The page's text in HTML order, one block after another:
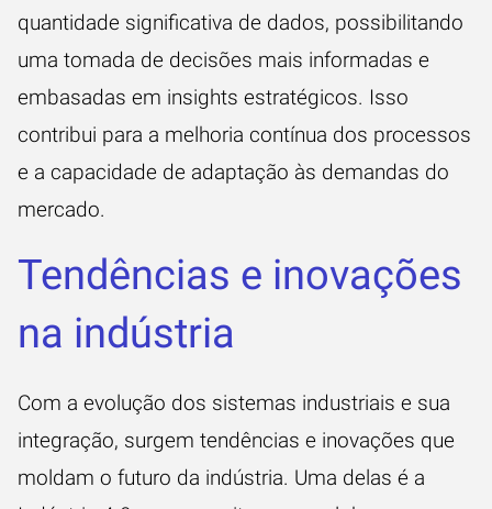
quantidade significativa de dados, possibilitando
uma tomada de decisões mais informadas e
embasadas em insights estratégicos. Isso
contribui para a melhoria contínua dos processos
e a capacidade de adaptação às demandas do
mercado.
Tendências e inovações
na indústria
Com a evolução dos sistemas industriais e sua
integração, surgem tendências e inovações que
moldam o futuro da indústria. Uma delas é a